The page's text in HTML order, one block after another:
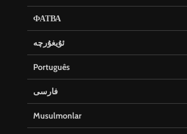
ФАТВА
ئۇيغۇرچە
Português
فارسی
Musulmonlar